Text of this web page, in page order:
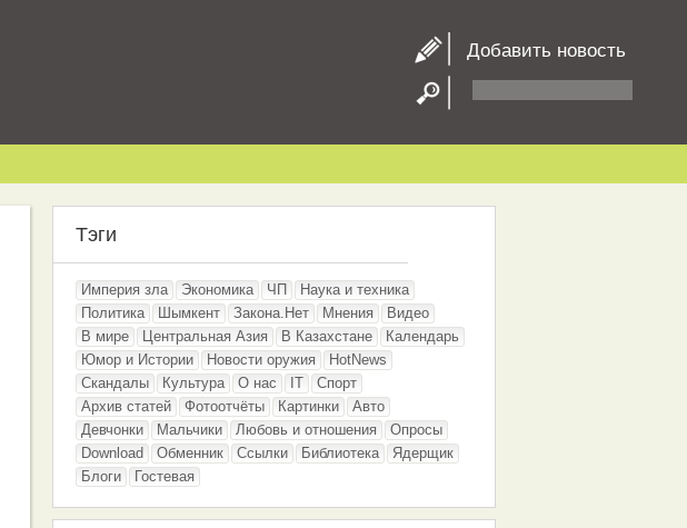
Добавить новость
Тэги
Империя зла Экономика ЧП
Наука и техника
Политика
Шымкент Закона.Нет Мнения
Видео
В мире
Центральная Азия В Казахстане
Календарь
Юмор и Истории
Новости оружия
HotNews
Скандалы
Культура О нас IT
Спорт
Архив статей
Фотоотчёты Картинки
Авто
Девчонки
Мальчики Любовь и отношения
Опросы
Download
Обменник Ссылки Библиотека
Ядерщик
Блоги
Гостевая